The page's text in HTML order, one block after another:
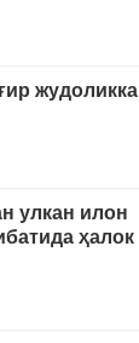
жудоликка
улкан илон
ҳалок